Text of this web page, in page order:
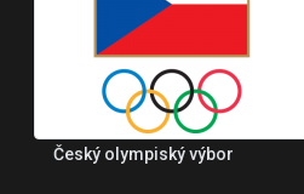
Český olympiský výbor